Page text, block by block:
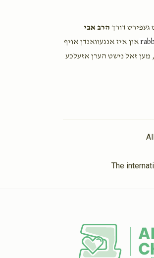
געפירט דורך הרב אבי
און איז אנגעוואנדן אויף
מען זאל נישט הערן אזעלכע
The